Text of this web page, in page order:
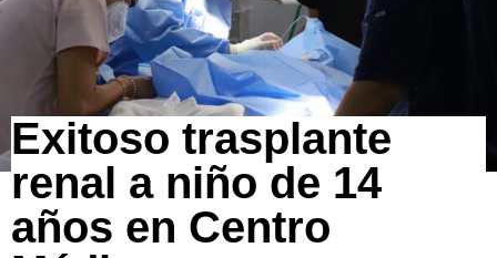
Exitoso trasplante
renal a niño de 14
años en Centro